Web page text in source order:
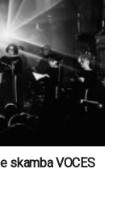
skamba VOCES